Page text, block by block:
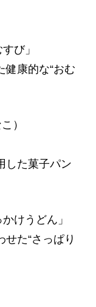
び」
康的な“おむ
）
した菓子パン
けうどん」
た“さっぱり